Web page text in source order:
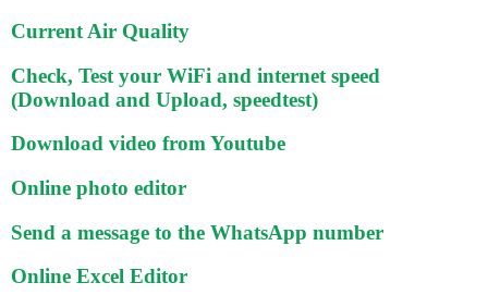
Current Air Quality
Check, Test your WiFi and internet speed
(Download and Upload, speedtest)
Download video from Youtube
Online photo editor
Send a message to the WhatsApp number
Online Excel Editor